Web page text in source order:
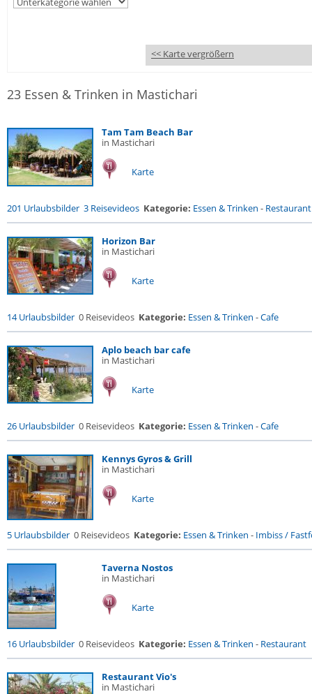
<< Karte vergrößern
23 Essen & Trinken in Mastichari
Tam Tam Beach Bar
in Mastichari
Karte
201 Urlaubsbilder 3 Reisevideos Kategorie: Essen & Trinken - Restaurant
Horizon Bar
in Mastichari
Karte
14 Urlaubsbilder 0 Reisevideos Kategorie: Essen & Trinken -Cafe
Aplo beach bar cafe
in Mastichari
Karte
26 Urlaubsbilder 0 Reisevideos Kategorie: Essen & Trinken -Cafe
Kennys Gyros & Grill
in Mastichari
Karte
5 Urlaubsbilder 0 Reisevideos Kategorie: Essen & Trinken - Imbiss /
Taverna Nostos
in Mastichari
Karte
16 Urlaubsbilder 0 Reisevideos Kategorie: Essen & Trinken - Restaurant
Restaurant Vio's
in Mastichari